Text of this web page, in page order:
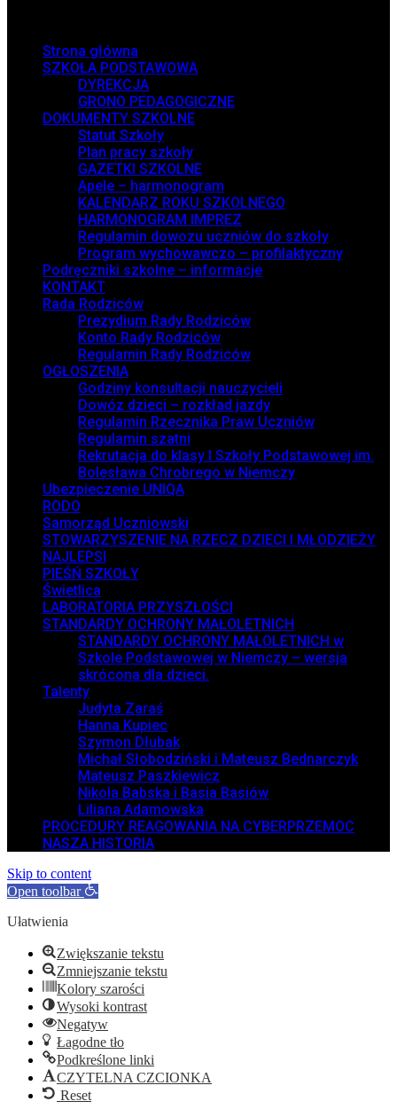
Strona główna
SZKOŁA PODSTAWOWA
DYREKCJA
GRONO PEDAGOGICZNE
DOKUMENTY SZKOLNE
Statut Szkoły
Plan pracy szkoły
GAZETKI SZKOLNE
Apele – harmonogram
KALENDARZ ROKU SZKOLNEGO
HARMONOGRAM IMPREZ
Regulamin dowozu uczniów do szkoły
Program wychowawczo – profilaktyczny
Podręczniki szkolne – informacje
KONTAKT
Rada Rodziców
Prezydium Rady Rodziców
Konto Rady Rodziców
Regulamin Rady Rodziców
OGŁOSZENIA
Godziny konsultacji nauczycieli
Dowóz dzieci – rozkład jazdy
Regulamin Rzecznika Praw Uczniów
Regulamin szatni
Rekrutacja do klasy I Szkoły Podstawowej im.
Bolesława Chrobrego w Niemczy
Ubezpieczenie UNIQA
RODO
Samorząd Uczniowski
STOWARZYSZENIE NA RZECZ DZIECI I MŁODZIEŻY
NAJLEPSI
PIEŚŃ SZKOŁY
Świetlica
LABORATORIA PRZYSZŁOŚCI
STANDARDY OCHRONY MAŁOLETNICH
STANDARDY OCHRONY MAŁOLETNICH w
Szkole Podstawowej w Niemczy – wersja
skrócona dla dzieci.
Talenty
Judyta Zaraś
Hanna Kupiec
Szymon Dłubak
Michał Słobodziński i Mateusz Bednarczyk
Mateusz Paszkiewicz
Nikola Babska i Basia Basiów
Liliana Adamowska
PROCEDURY REAGOWANIA NA CYBERPRZEMOC
NASZA HISTORIA
Skip to content
Open toolbar
Ułatwienia
Zwiększanie tekstu
Zmniejszanie tekstu
Kolory szarości
Wysoki kontrast
Negatyw
Łagodne tło
Podkreślone linki
CZYTELNA CZCIONKA
Reset